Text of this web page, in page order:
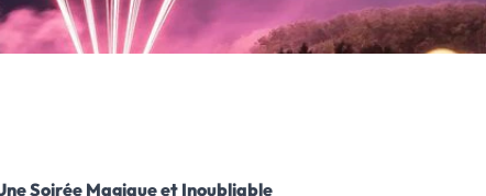
Soirée Magique et Inoubliable